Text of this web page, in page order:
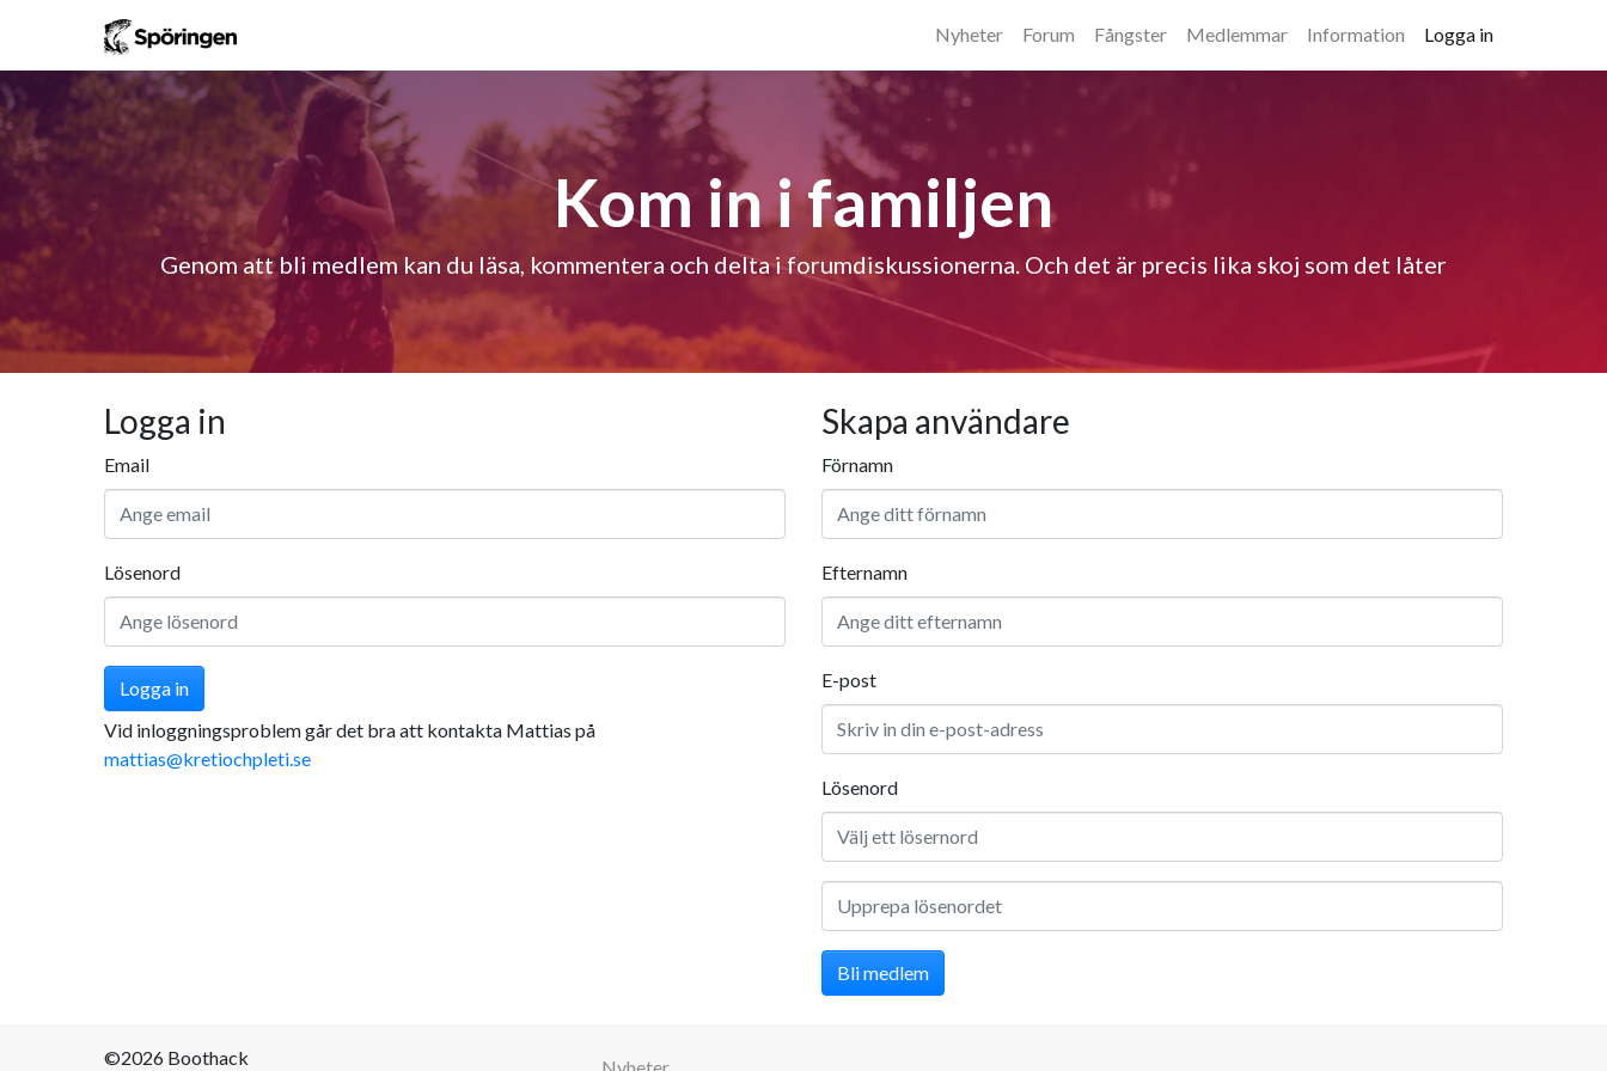
Nyheter Forum Fångster Medlemmar Information Logga in
Kom in i familjen
Genom att bli medlem kan du läsa, kommentera och delta i forumdiskussionerna. Och det är precis lika skoj som det låter
Logga in
Email
Lösenord
Logga in
Vid inloggningsproblem går det bra att kontakta Mattias på
mattias@kretiochpleti.se
Skapa användare
Förnamn
Efternamn
E-post
Lösenord
Bli medlem
©2026 Boothack